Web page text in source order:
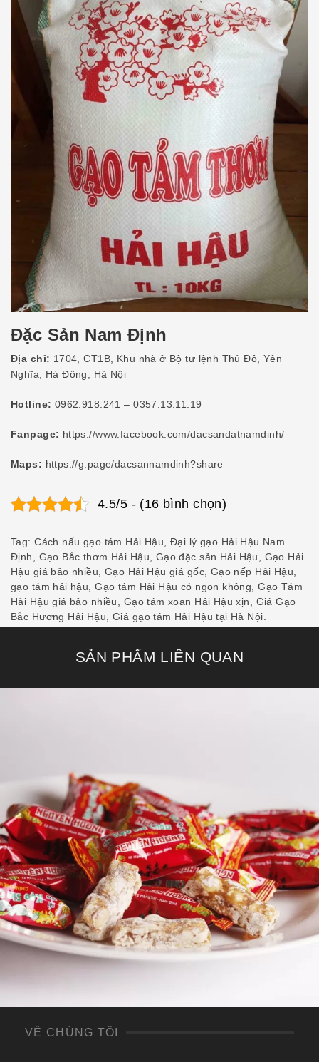
Đặc Sản Nam Định
Địa chỉ: 1704, CT1B, Khu nhà ở Bộ tư lệnh Thủ Đô, Yên
Nghĩa, Hà Đông, Hà Nội
Hotline: 0962.918.241 – 0357.13.11.19
Fanpage: https://www.facebook.com/dacsandatnamdinh/
Maps: https://g.page/dacsannamdinh?share
4.5/5 - (16 bình chọn)
Tag:Cách nấu gạo tám Hải Hậu ,Đại lý gạo Hải Hậu Nam
Định
Gạo Bắc thơm Hải Hậu Gạo đặc sản Hải Hậu
Gạo Hải
Hậu giá bảo nhiều
Gạo Hải Hậu giá gốc, Gạo nếp Hải Hậu
gạo tám hải hậu ,Gạo tám Hải Hậu có ngon không ,Gạo Tám
Hải Hậu giá bảo nhiều
Gạo tám xoan Hải Hậu xịn
Giá Gạo
Bắc Hương Hải Hậu
Giá gạo tám Hải Hậu tại Hà Nội
SẢN PHẨM LIÊN QUAN
Kẹo Sìu Châu Nguyên Hương
135,000₫
VỀ CHÚNG TÔI